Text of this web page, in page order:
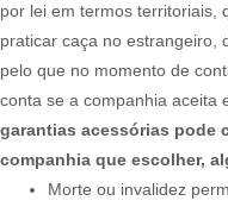
por lei em termos territoriais,
praticar caça no estrangeiro,
pelo que no momento de
conta se a companhia aceita
garantias acessórias pode
companhia que escolher,
Morte ou invalidez